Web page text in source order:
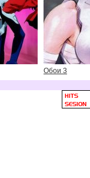
Обои 3